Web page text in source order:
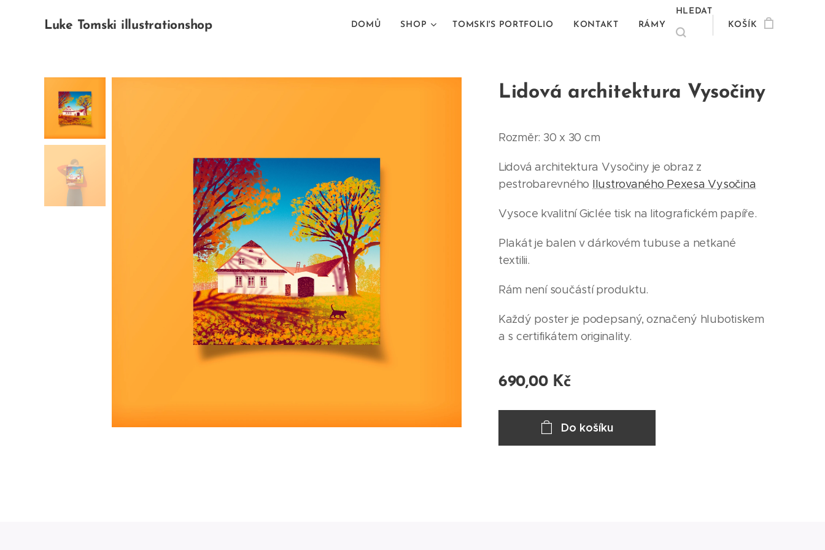
Luke Tomski illustrationshop DOMŮ SHOP TOMSKI'S PORTFOLIO KONTAKT RÁMY
HLEDAT
KOŠÍK
Lidová architektura Vysočiny
Rozměr: 30 x 30 cm
Lidová architektura Vysočiny je obraz z
pestrobarevného Ilustrovaného Pexesa Vysočina
Vysoce kvalitní Giclée tisk na litografickém papíře.
Plakát je balen v dárkovém tubuse a netkané
textilii.
Rám není součástí produktu.
Každý poster je podepsaný, označený hlubotiskem
a s certifikátem originality.
690,00Kč
Do košíku